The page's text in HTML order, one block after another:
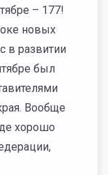
– 177!
новых
в развитии
был
Вообще
хорошо